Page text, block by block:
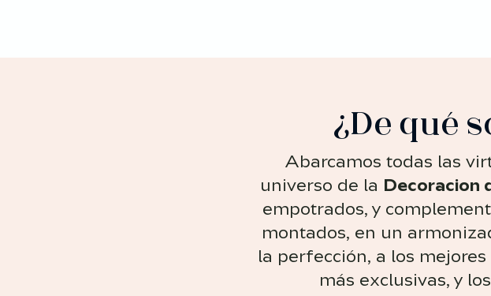
¿De qué
Abarcamos todas las
universo de la Decoracion
empotrados, y
montados, en un
la perfección, a los
más exclusivas, y